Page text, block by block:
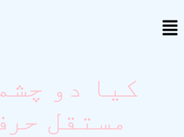
کیا دو
مستقل